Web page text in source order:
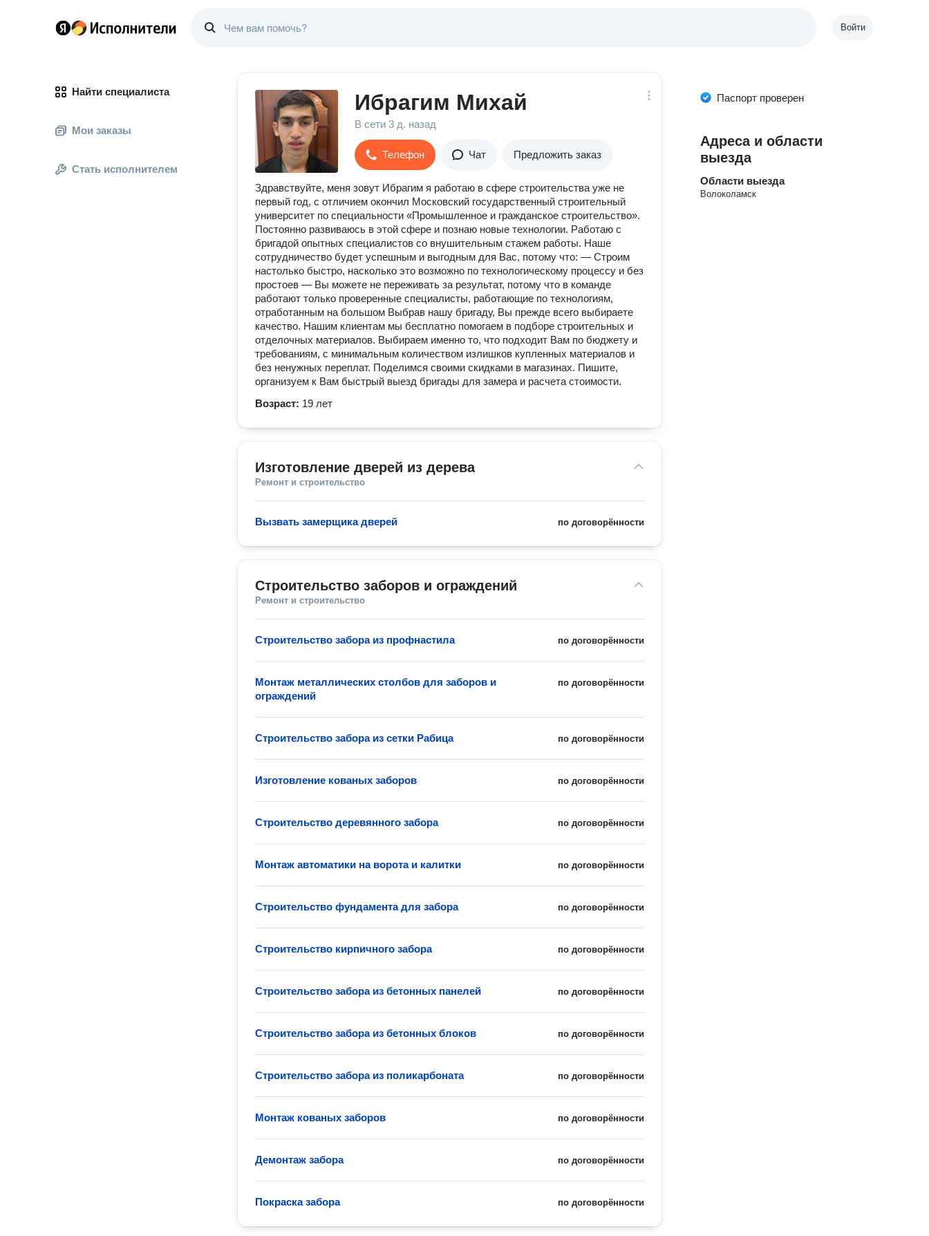
Войти
Найти специалиста
Мои заказы
Стать исполнителем
Ибрагим Михай
В сети 3 д. назад
Телефон Чат Предложить заказ
Здравствуйте, меня зовут Ибрагим я работаю в сфере строительства уже не
первый год, с отличием окончил Московский государственный строительный
университет по специальности «Промышленное и гражданское строительство».
Постоянно развиваюсь в этой сфере и познаю новые технологии. Работаю с
бригадой опытных специалистов со внушительным стажем работы. Наше
сотрудничество будет успешным и выгодным для Вас, потому что: — Строим
настолько быстро, насколько это возможно по технологическому процессу и без
простоев — Вы можете не переживать за результат, потому что в команде
работают только проверенные специалисты, работающие по технологиям,
отработанным на большом Выбрав нашу бригаду, Вы прежде всего выбираете
качество. Нашим клиентам мы бесплатно помогаем в подборе строительных и
отделочных материалов. Выбираем именно то, что подходит Вам по бюджету и
требованиям, с минимальным количеством излишков купленных материалов и
без ненужных переплат. Поделимся своими скидками в магазинах. Пишите,
организуем к Вам быстрый выезд бригады для замера и расчета стоимости.
Возраст: 19 лет
Изготовление дверей из дерева
Ремонт и строительство
по договорённости
Вызвать замерщика дверей
Строительство заборов и ограждений
Ремонт и строительство
по договорённости
Строительство забора из профнастила
по договорённости
Монтаж металлических столбов для заборов и
ограждений
по договорённости
Строительство забора из сетки Рабица
по договорённости
Изготовление кованых заборов
по договорённости
Строительство деревянного забора
по договорённости
Монтаж автоматики на ворота и калитки
по договорённости
Строительство фундамента для забора
по договорённости
Строительство кирпичного забора
по договорённости
Строительство забора из бетонных панелей
по договорённости
Строительство забора из бетонных блоков
по договорённости
Строительство забора из поликарбоната
по договорённости
Монтаж кованых заборов
по договорённости
Демонтаж забора
по договорённости
Покраска забора
Паспорт проверен
Адреса и области
выезда
Области выезда
Волоколамск